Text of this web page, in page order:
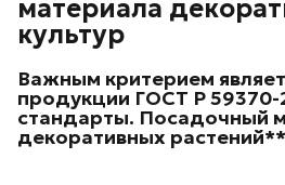
материала
культур
Важным критерием
продукции ГОСТ Р 59370-
стандарты. Посадочный
декоративных